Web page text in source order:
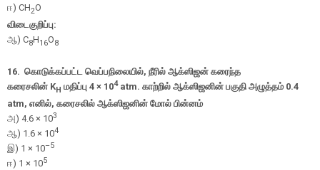
ஈ) CH2O
விடைகுறிப்பு:
ஆ) C8H16O8
16. கொடுக்கப்பட்ட வெப்பநிலையில், நீரில் ஆக்ஸிஜன் கரைந்த
கரைசலின் KH மதிப்பு 4 × 104 atm. காற்றில் ஆக்ஸிஜனின் பகுதி அழுத்தம் 0.4
atm, எனில், கரைசலில் ஆக்ஸிஜனின் மோல் பின்னம்
அ) 4.6 × 103
ஆ) 1.6 × 104
இ) 1 × 10–5
ஈ) 1 × 105